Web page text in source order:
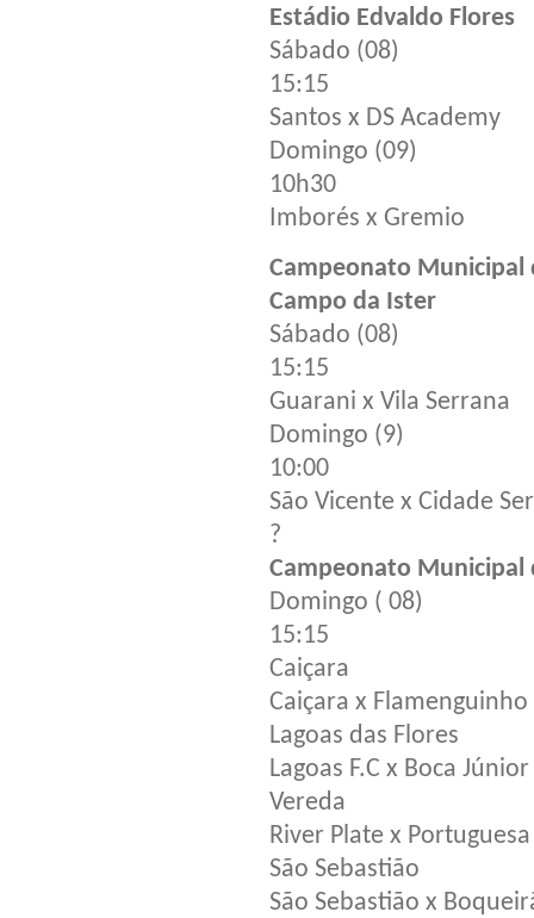
Estádio Edvaldo Flores
Sábado (08)
15:15
Santos x DS Academy
Domingo (09)
10h30
Imborés x Gremio
Campeonato Municipal
Campo da Ister
Sábado (08)
15:15
Guarani x Vila Serrana
Domingo (9)
10:00
São Vicente x Cidade
?
Campeonato Municipal
Domingo ( 08)
15:15
Caiçara
Caiçara x Flamenguinho
Lagoas das Flores
Lagoas F.C x Boca Júnior
Vereda
River Plate x Portuguesa
São Sebastião
São Sebastião x